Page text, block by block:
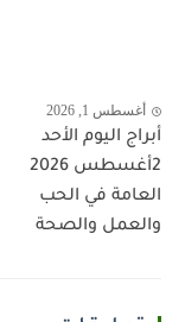
أغسطس 1, 2026
أبراج اليوم الأحد
2أغسطس 2026
العامة في الحب
والعمل والصحة